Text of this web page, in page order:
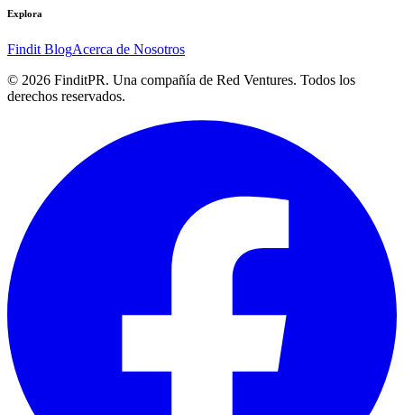
Explora
Findit BlogAcerca de Nosotros
© 2026 FinditPR. Una compañía de Red Ventures. Todos los
derechos reservados.